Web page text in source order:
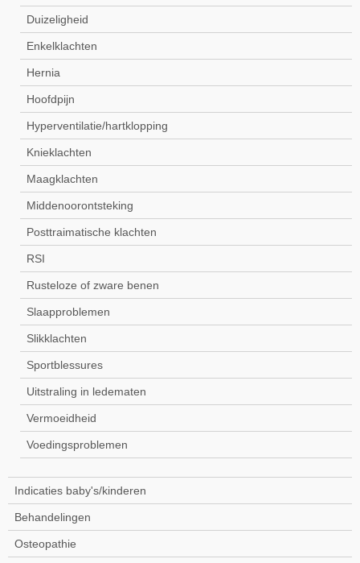
Duizeligheid
Enkelklachten
Hernia
Hoofdpijn
Hyperventilatie/hartklopping
Knieklachten
Maagklachten
Middenoorontsteking
Posttraimatische klachten
RSI
Rusteloze of zware benen
Slaapproblemen
Slikklachten
Sportblessures
Uitstraling in ledematen
Vermoeidheid
Voedingsproblemen
Indicaties baby's/kinderen
Behandelingen
Osteopathie